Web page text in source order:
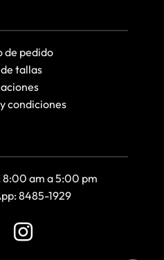
de pedido
tallas
condiciones
8:00 am a 5:00 pm
8485-1929